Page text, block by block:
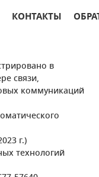
КОНТАКТЫ
в
связи,
коммуникаций
г.)
технологий